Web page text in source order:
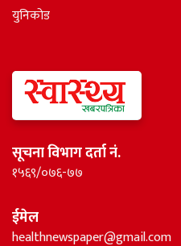
युनिकोड
सूचना विभाग दर्ता नं.
१५६९/०७६-७७
ईमेल
healthnewspaper@gmail.com